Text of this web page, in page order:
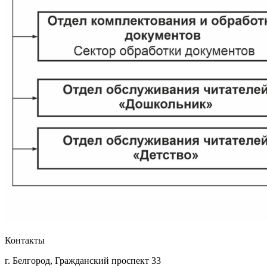
Контакты
г. Белгород, Гражданский проспект 33